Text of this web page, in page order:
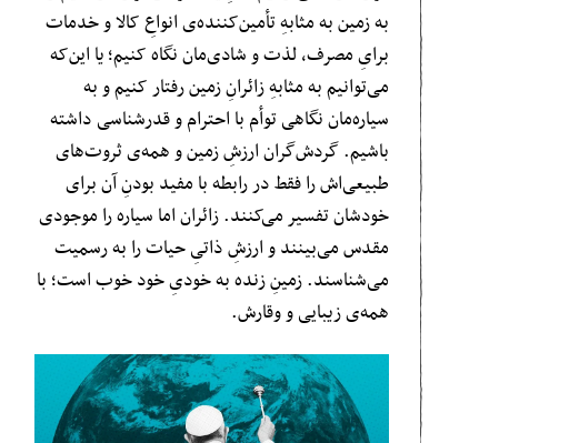
به زمین به مثابهِ تأمین‌کننده‌ی انواعِ کالا و خدمات
برایِ مصرف، لذت و شادی‌مان نگاه کنیم؛ یا این‌که
می‌توانیم به مثابهِ زائرانِ زمین رفتار کنیم و به
سیاره‌مان نگاهی توأم با احترام و قدرشناسی داشته
باشیم. گردش‌گران ارزشِ زمین و همه‌ی ثروت‌های
طبیعی‌اش را فقط در رابطه با مفید بودنِ آن برای
خودشان تفسیر می‌کنند. زائران اما سیاره را موجودی
مقدس می‌بینند و ارزشِ ذاتیِ حیات را به رسمیت
می‌شناسند. زمینِ زنده به خودیِ خود خوب است؛ با
همه‌ی زیبایی‌ و وقارش.